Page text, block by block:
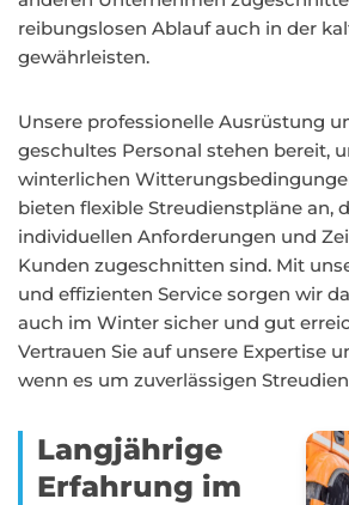
reibungslosen Ablauf auch in der
gewährleisten.
Unsere professionelle Ausrüstung
geschultes Personal stehen bereit,
winterlichen
bieten flexible Streudienstpläne an,
individuellen Anforderungen und
Kunden zugeschnitten sind. Mit
und effizienten Service sorgen wir
auch im Winter sicher und gut
Vertrauen Sie auf unsere Expertise
wenn es um zuverlässigen
Langjährige
Erfahrung im